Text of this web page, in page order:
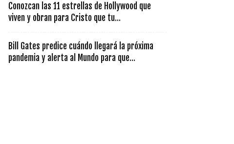
Conozcan las 11 estrellas de Hollywood que
viven y obran para Cristo que tu...
Bill Gates predice cuándo llegará la próxima
pandemia y alerta al Mundo para que...